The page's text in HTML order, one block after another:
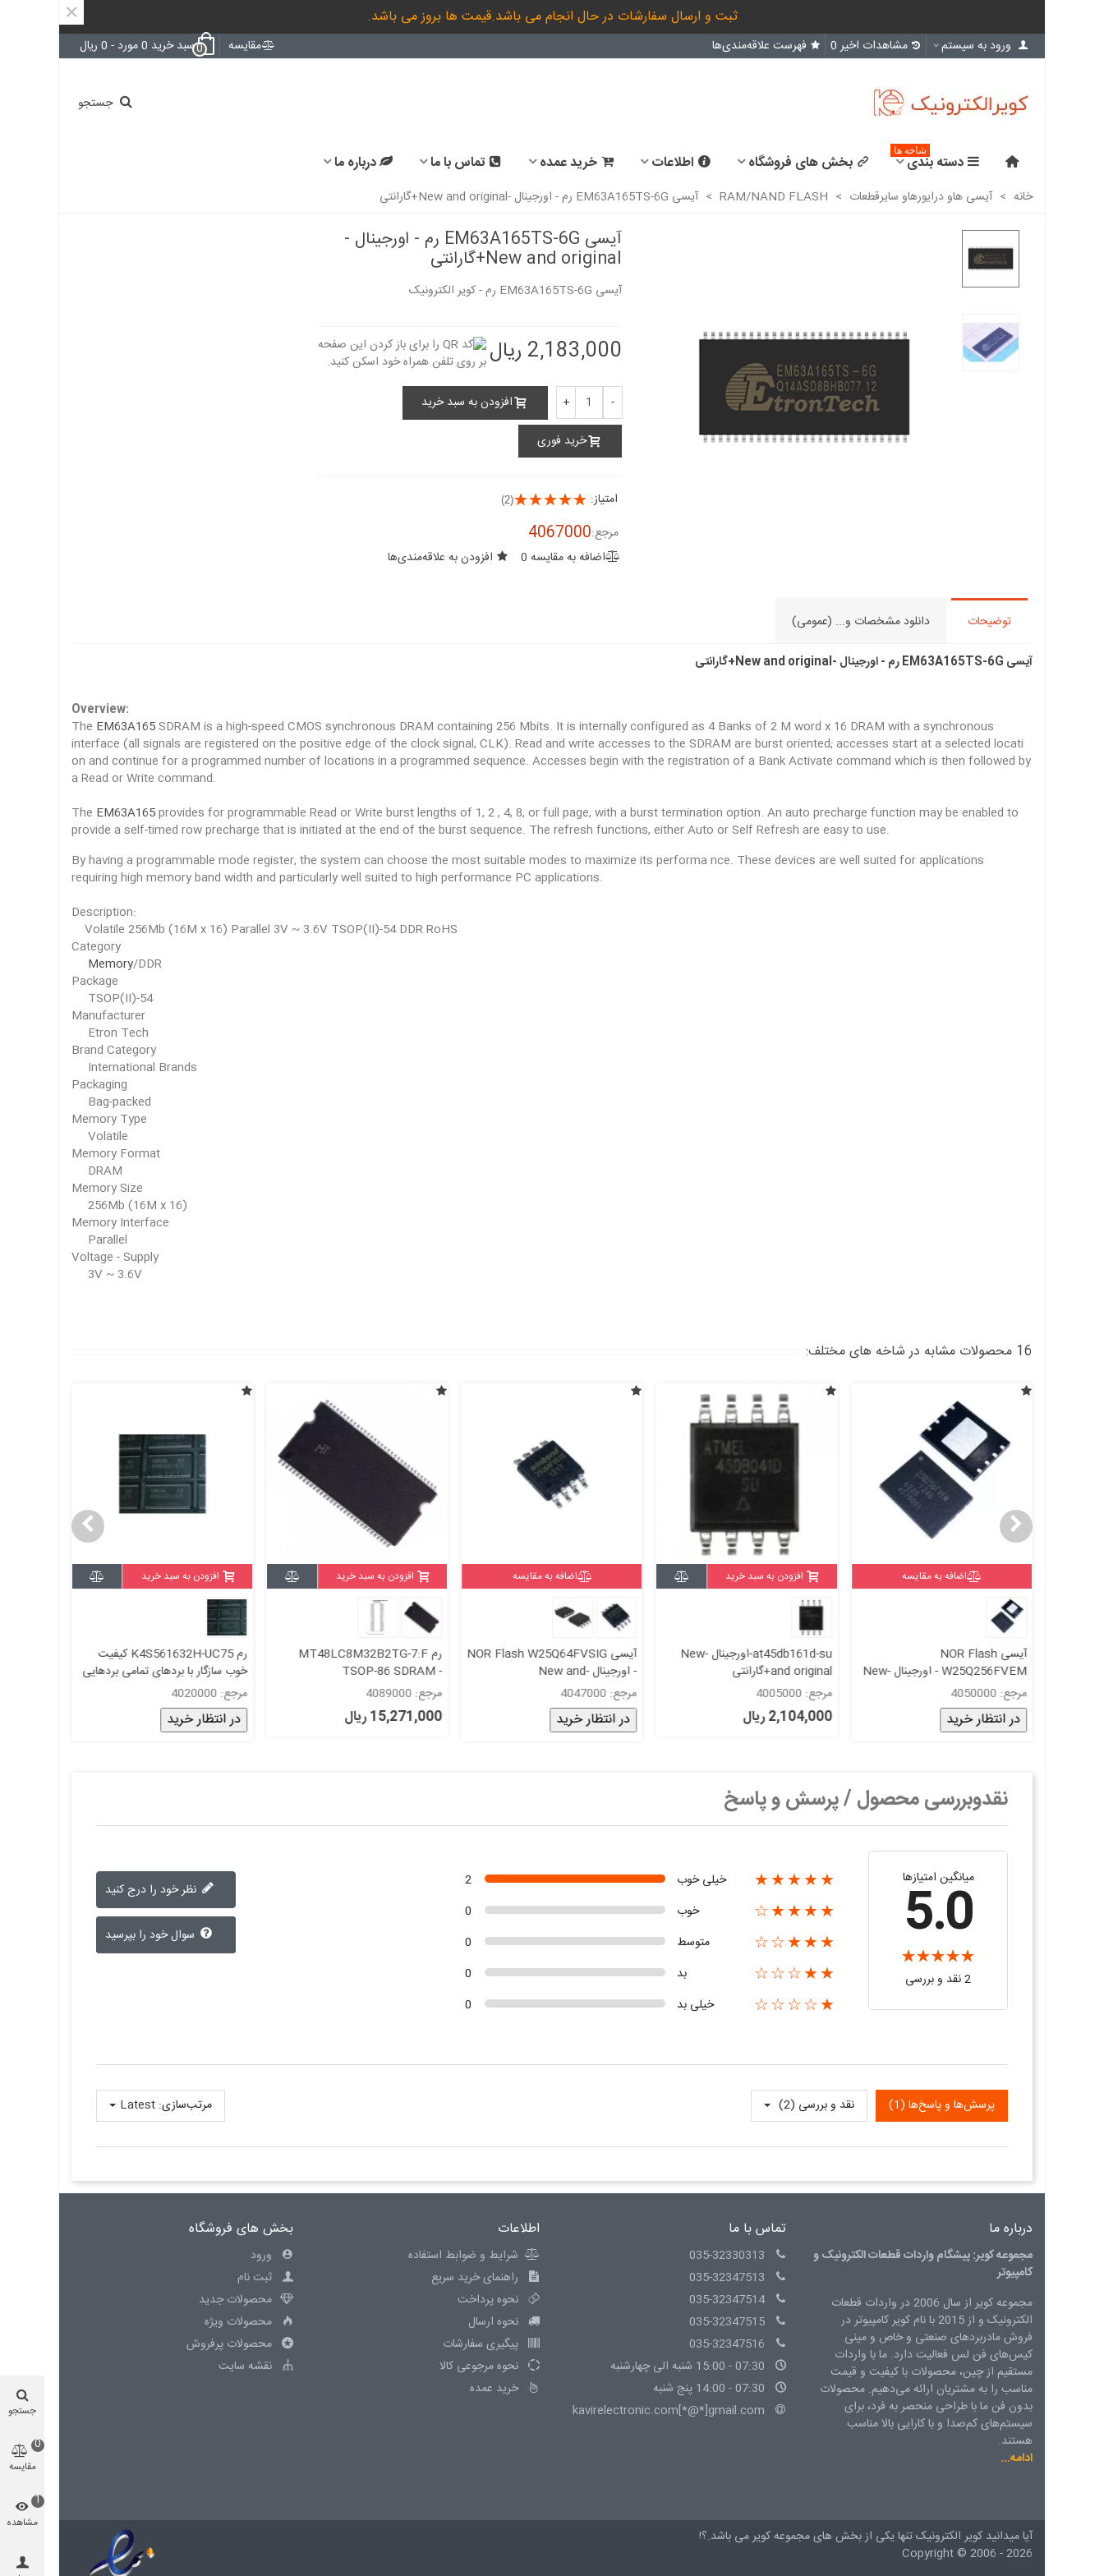
ثبت و ارسال سفارشات در حال انجام می باشد.قیمت ها بروز می باشد. ×
ورود به سیستم مشاهدات اخیر 0 فهرست علاقه‌مندی‌ها مقایسه 0سبد خرید 0مورد - 0 ریال
جستجو
دسته بندی
شاخه ها
بخش های فروشگاه اطلاعات خرید عمده تماس با ما درباره ما
خانه > آیسی هاو درایورهاو سایرقطعات >
RAM/NAND FLASH
> آیسی EM63A165TS-6G رم - اورجینال -New and original+گارانتی
آیسی EM63A165TS-6G رم - اورجینال -
New and original+گارانتی
آیسی EM63A165TS-6G رم - کویر الکترونیک
2,183,000 ریال
-
+
افزودن به سبد خرید
خرید فوری
امتیاز: (2)
مرجع:4067000
اضافه به مقایسه 0 افزودن به علاقه‌مندی‌ها
توضیحات دانلود مشخصات و... (عمومی)
آیسی EM63A165TS-6G رم - اورجینال -New and original+گارانتی
Overview:
The EM63A165SDRAM is a high-speed CMOS synchronous DRAM containing 256 Mbits. It is internally configured as 4 Banks of 2 M word x 16 DRAM with a synchronous
interface (all signals are registered on the positive edge of the clock signal, CLK). Read and write accesses to the SDRAM are burst oriented; accesses start at a selected locati
on and continue for a programmed number of locations in a programmed sequence. Accesses begin with the registration of a Bank Activate command which is then followed by
a Read or Write command.
The EM63A165provides for programmable Read or Write burst lengths of 1, 2 , 4, 8, or full page, with a burst termination option. An auto precharge function may be enabled to
provide a self-timed row precharge that is initiated at the end of the burst sequence. The refresh functions, either Auto or Self Refresh are easy to use.
By having a programmable mode register, the system can choose the most suitable modes to maximize its performa nce. These devices are well suited for applications
requiring high memory band width and particularly well suited to high performance PC applications.
Description:
Volatile 256Mb (16M x 16) Parallel 3V ~ 3.6V TSOP(II)-54 DDR RoHS
Category
Memory/DDR
Package
TSOP(II)-54
Manufacturer
Etron Tech
Brand Category
International Brands
Packaging
Bag-packed
Memory Type
Volatile
Memory Format
DRAM
Memory Size
256Mb (16M x 16)
Memory Interface
Parallel
Voltage - Supply
3V ~ 3.6V
16 محصولات مشابه در شاخه های مختلف:
اضافه به مقایسه
آیسی NOR Flash
W25Q256FVEM - اورجینال -New
and original+گارانتی
مرجع: 4050000
در انتظار خرید
افزودن به سبد خرید
at45db161d-su-اورجینال -New
and original+گارانتی
مرجع: 4005000
2,104,000 ریال
اضافه به مقایسه
آیسی NOR Flash W25Q64FVSIG
- اورجینال -New and
original+گارانتی
مرجع: 4047000
در انتظار خرید
افزودن به سبد خرید
رم MT48LC8M32B2TG-7:F
TSOP-86 SDRAM -
new&original
مرجع: 4089000
15,271,000 ریال
افزودن به سبد خرید
رم K4S561632H-UC75 کیفیت
خوب سازگار با بردهای تمامی بردهایی
که رم خارجی دارند
مرجع: 4020000
در انتظار خرید
نقدوبررسی محصول / پرسش و پاسخ
میانگین امتیازها
5.0
2 نقد و بررسی‌‌
★★★★★ خیلی خوب 2
★★★★☆ خوب 0
★★★☆☆ متوسط 0
★★☆☆☆ بد 0
★☆☆☆☆ خیلی بد 0
سوال خود را بپرسید
نقد و بررسی‌‌ (2) پرسش‌ها و پاسخ‌ها (1) مرتب‌سازی: Latest
درباره ما
مجموعه کویر: پیشگام واردات قطعات الکترونیک و
کامپیوتر
مجموعه کویر از سال 2006 در واردات قطعات
الکترونیک و از 2015 با نام کویر کامپیوتر در
فروش مادربردهای صنعتی و خاص و مینی
کیس‌های فن لس فعالیت دارد. ما با واردات
مستقیم از چین، محصولات با کیفیت و قیمت
مناسب را به مشتریان ارائه می‌دهیم. محصولات
بدون فن ما با طراحی منحصر به فرد، برای
سیستم‌های کم‌صدا و با کارایی بالا مناسب
هستند.
ادامه...
تماس با ما
035-32330313
035-32347513
035-32347514
035-32347515
035-32347516
07:30 - 15:00 شنبه الی چهارشنبه
07:30 - 14:00 پنج شنبه
kavirelectronic.com[*@*]gmail.com
اطلاعات
شرایط و ضوابط استفاده
راهنمای خرید سریع
نحوه پرداخت
نحوه ارسال
پیگیری سفارشات
نحوه مرجوعی کالا
خرید عمده
بخش های فروشگاه
ورود
ثبت نام
محصولات جدید
محصولات ویژه
محصولات پرفروش
نقشه سایت
آیا میدانید کویر الکترونیک تنها یکی از بخش هایمجموعه کویرمی باشد.؟!
Copyright © 2006 - 2026
جستجو
مقایسه
0
مشاهده
1